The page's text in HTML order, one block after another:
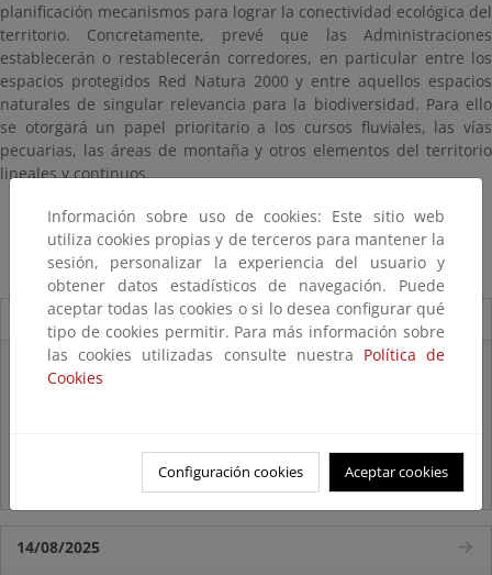
planificación mecanismos para lograr la conectividad ecológica del
territorio. Concretamente, prevé que las Administraciones
establecerán o restablecerán corredores, en particular entre los
espacios protegidos Red Natura 2000 y entre aquellos espacios
naturales de singular relevancia para la biodiversidad. Para ello
se otorgará un papel prioritario a los cursos fluviales, las vías
pecuarias, las áreas de montaña y otros elementos del territorio
lineales y continuos.
Catálogo Español de hábitats en peligro de desaparición
Conectividad ecológica
Novedades
Listas patrón
El MITECO revisa y actualiza la Lista Patrón de las especies
Preguntas frecuentes...
Acceso a los recursos genéticos y reparto de beneficios
14/08/2025
Información sobre uso de cookies: Este sitio web
utiliza cookies propias y de terceros para mantener la
sesión, personalizar la experiencia del usuario y
obtener datos estadísticos de navegación. Puede
aceptar todas las cookies o si lo desea configurar qué
tipo de cookies permitir. Para más información sobre
las cookies utilizadas consulte nuestra Política de
Cookies
Configuración cookies Aceptar cookies